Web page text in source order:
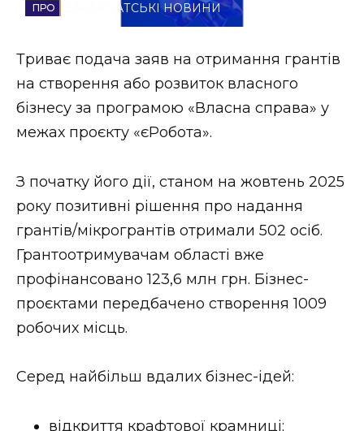
Втрачений Ужгород
Втрачений Ужгород (відеоверсія)
ЗАКАРПАТСЬКІ НОВИНИ
НОВИНИ ЗАХІДНОЇ УКРАЇНИ
ФОТО
ЗАКАРПАТСЬКІ НОВИНИ
Триває подача заяв на отримання грантів
на створення або розвиток власного
бізнесу за програмою «Власна справа» у
межах проєкту «єРобота».
З початку його дії, станом на жовтень 2025
року позитивні рішення про надання
грантів/мікрогрантів отримали 502 осіб.
Грантоотримувачам області вже
профінансовано 123,6 млн грн. Бізнес-
проєктами передбачено створення 1009
робочих місць.
Серед найбільш вдалих бізнес-ідей:
відкриття крафтової крамниці;